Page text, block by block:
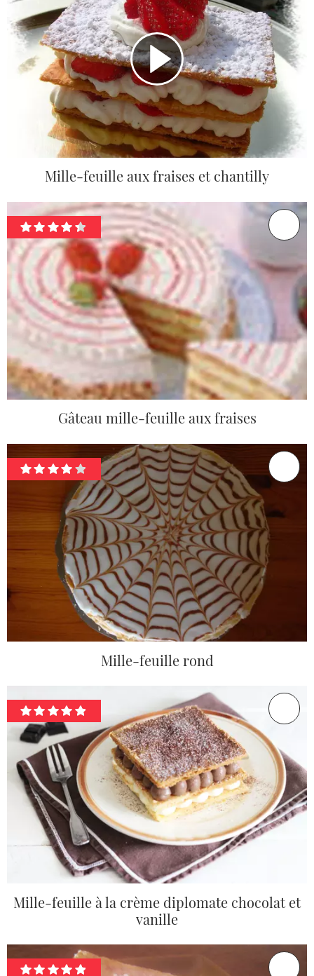
Mille-feuille aux fraises et chantilly
Gâteau mille-feuille aux fraises
Mille-feuille rond
Mille-feuille à la crème diplomate chocolat et
vanille